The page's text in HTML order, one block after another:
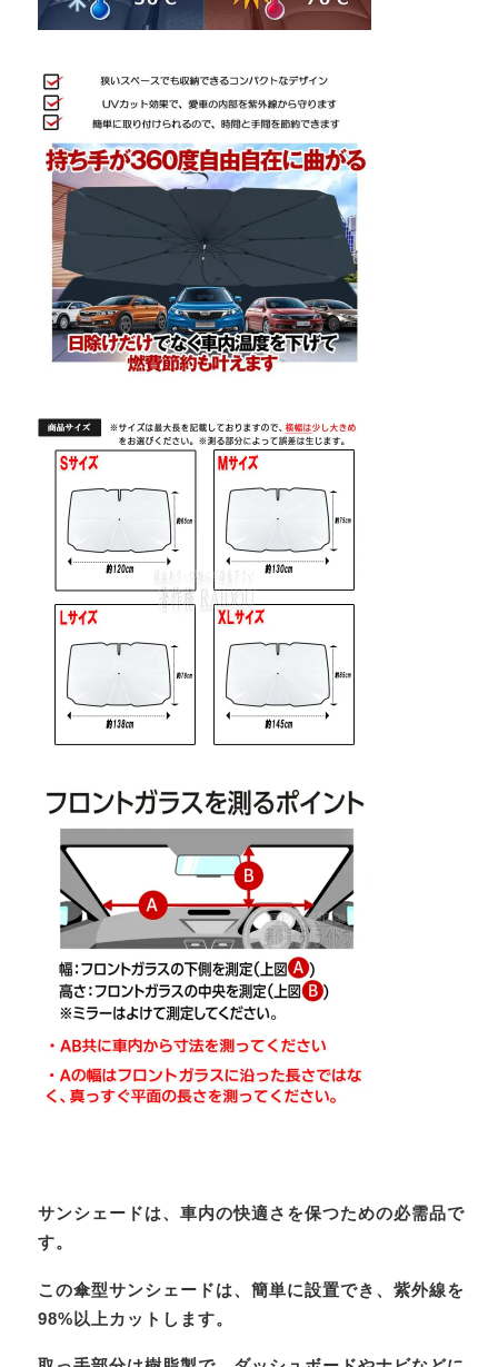
サンシェードは、車内の快適さを保つための必需品で
す。
この傘型サンシェードは、簡単に設置でき、紫外線を
98%以上カットします。